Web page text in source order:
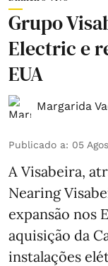
Grupo
Electric e
EUA
Margarida
Publicado a: 05
A Visabeira,
Nearing
expansão nos
aquisição da
instalações